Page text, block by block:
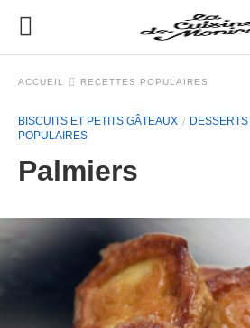
ACCUEIL RECETTES POPULAIRES
BISCUITS ET PETITS GÂTEAUX DESSERTS
POPULAIRES
Palmiers